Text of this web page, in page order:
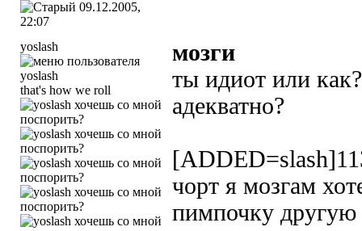
09.12.2005,
22:07
yoslash
that's how we roll
мозги
ты идиот или
адекватно?
чорт я мозгам
пимпочку другую